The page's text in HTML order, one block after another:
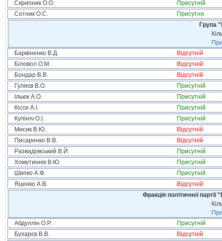
Скрипник О.О.
Присутній
Сотник О.С.
Присутня
Група
Барвіненко В.Д.
Відсутній
Біловол О.М.
Відсутній
Бондар В.В.
Відсутній
Гуляєв В.О.
Присутній
Ільюк А.О.
Присутній
Кіссе А.І.
Присутній
Кулініч О.І.
Присутній
Мисик В.Ю.
Відсутній
Писаренко В.В.
Відсутній
Развадовський В.Й.
Присутній
Хомутиннік В.Ю.
Присутній
Шипко А.Ф.
Присутній
Яценко А.В.
Відсутній
Фракція політичної
Абдуллін О.Р.
Присутній
Бухарєв В.В.
Відсутній